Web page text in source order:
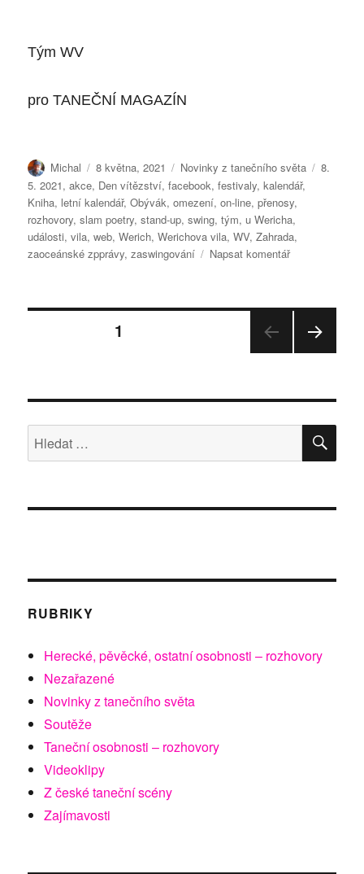
Tým WV
proTANEČNÍ MAGAZÍN
Autor:
Michal Publikováno:
8 května, 2021 Rubriky:
Novinky z tanečního světa Štítky:
8.
5. 2021,akce, Den vítězství,facebook,festivaly,kalendář,
Kniha, letní kalendář,Obývák,omezení,on-line,přenosy,
rozhovory,slam poetry,stand-up,swing,tým, u Wericha,
události,vila,web,Werich,Werichova vila,WV,Zahrada,
zaoceánské zpprávy,zaswingování Napsat komentářpro
Stránkování
1
NKA
Hledat:
RUBRIKY
Herecké, pěvěcké, ostatní osobnosti – rozhovory
Nezařazené
Novinky z tanečního světa
Soutěže
Taneční osobnosti – rozhovory
Videoklipy
Z české taneční scény
Zajímavosti